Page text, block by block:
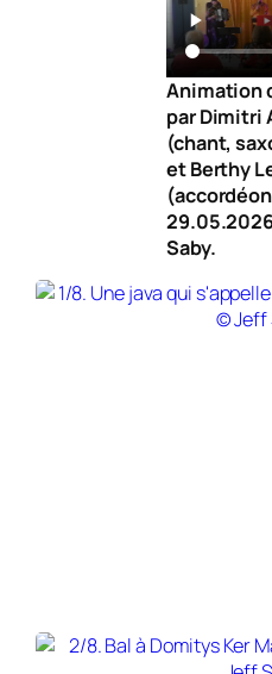
Animation
par Dimitri
(chant,
et Berthy
Saby.